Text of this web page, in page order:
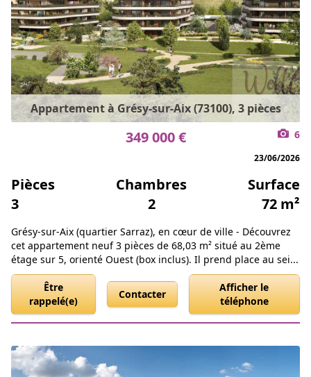
Appartement à Grésy-sur-Aix (73100), 3 pièces
349 000 € 6
23/06/2026
Pièces
3
Chambres
2
Surface
72 m²
Grésy-sur-Aix (quartier Sarraz), en cœur de ville - Découvrez
cet appartement neuf 3 pièces de 68,03 m² situé au 2ème
étage sur 5, orienté Ouest (box inclus). Il prend place au sei...
Être
rappelé(e)
Contacter
Afficher le
téléphone